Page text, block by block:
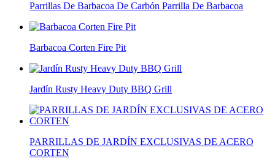
Parrillas De Barbacoa De Carbón Parrilla De Barbacoa
Barbacoa Corten Fire Pit
Jardín Rusty Heavy Duty BBQ Grill
PARRILLAS DE JARDÍN EXCLUSIVAS DE ACERO
CORTEN